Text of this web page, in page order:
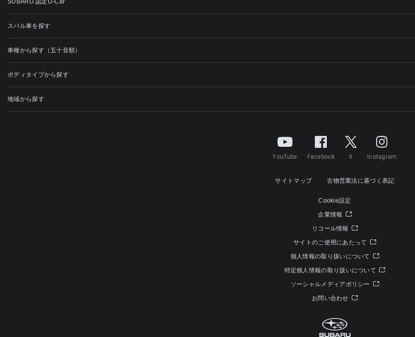
SUBARU 認定U-Car
スバル車を探す
車種から探す（五十音順）
ボディタイプから探す
地域から探す
YouTube Facebook X Instagram
サイトマップ 古物営業法に基づく表記
Cookie設定
企業情報
リコール情報
サイトのご使用にあたって
個人情報の取り扱いについて
特定個人情報の取り扱いについて
ソーシャルメディアポリシー
お問い合わせ